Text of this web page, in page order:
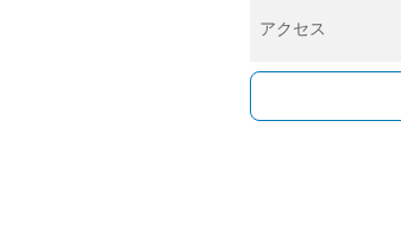
アクセス